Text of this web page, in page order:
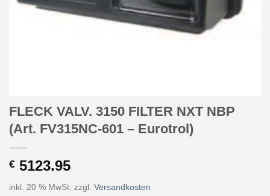
FLECK VALV. 3150 FILTER NXT NBP
(Art. FV315NC-601 – Eurotrol)
€ 5123.95
inkl. 20 % MwSt. zzgl. Versandkosten